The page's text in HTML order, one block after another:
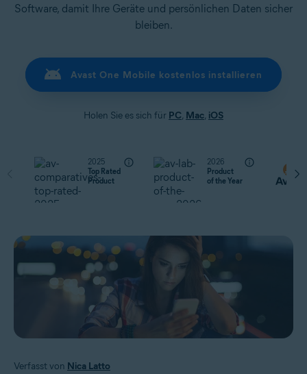
Software, damit Ihre Geräte und persönlichen Daten sicher
bleiben.
Avast One Mobile kostenlos installieren
Holen Sie es sich für PC, Mac, iOS
2025
Top Rated
Product
2026
Product
of the Year
Verfasst von Nica Latto